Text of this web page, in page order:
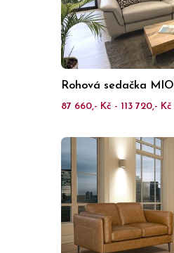
Rohová sedačka MIO
87 660,- Kč - 113 720,- Kč